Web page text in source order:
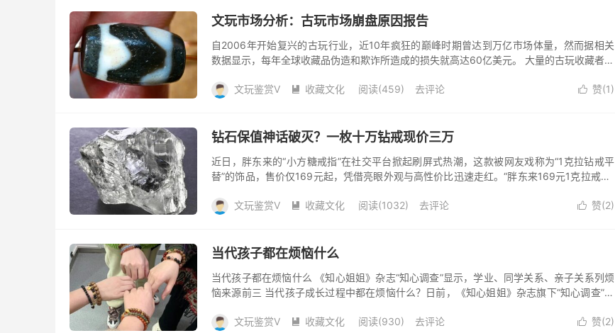
文玩市场分析：古玩市场崩盘原因报告
自2006年开始复兴的古玩行业，近10年疯狂的巅峰时期曾达到万亿市场体量，然而据相关
数据显示，每年全球收藏品伪造和欺诈所造成的损失就高达60亿美元。 大量的古玩收藏者们
 赞(1)
文玩鉴赏V  收藏文化 阅读(459) 去评论
钻石保值神话破灭？一枚十万钻戒现价三万
近日，胖东来的“小方糖戒指”在社交平台掀起刷屏式热潮，这款被网友戏称为“1克拉钻戒平
替”的饰品，售价仅169元起，凭借亮眼外观与高性价比迅速走红。“胖东来169元1克拉戒指”
 赞(2)
文玩鉴赏V  收藏文化 阅读(1032) 去评论
当代孩子都在烦恼什么
当代孩子都在烦恼什么 《知心姐姐》杂志“知心调查”显示，学业、同学关系、亲子关系列烦
恼来源前三 当代孩子成长过程中都在烦恼什么？日前，《知心姐姐》杂志旗下“知心调查”联
 赞(2)
文玩鉴赏V  收藏文化 阅读(930) 去评论